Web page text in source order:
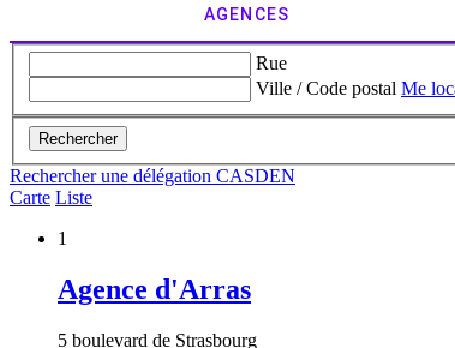
AGENCES
Rue
Ville / Code postal Me
Rechercher
Rechercher une délégation CASDEN
Carte Liste
1
Agence d'Arras
5 boulevard de Strasbourg